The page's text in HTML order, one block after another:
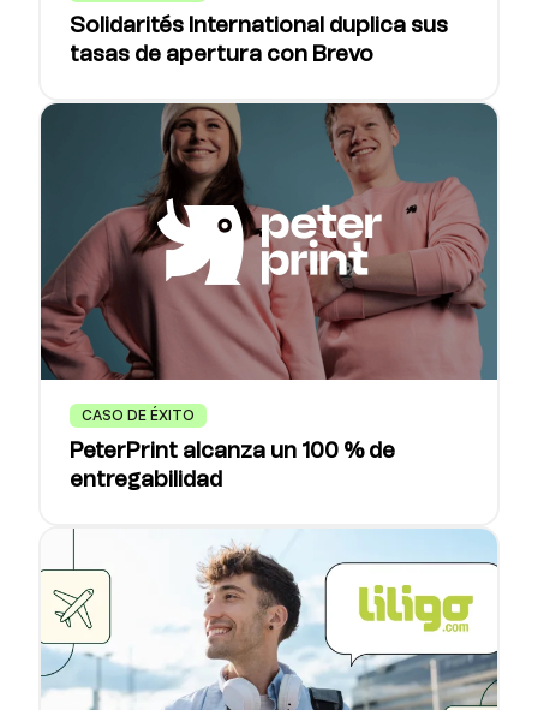
Solidarités International duplica sus
tasas de apertura con Brevo
CASO DE ÉXITO
PeterPrint alcanza un 100 % de
entregabilidad